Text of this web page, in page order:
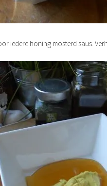
iedere honing mosterd saus.